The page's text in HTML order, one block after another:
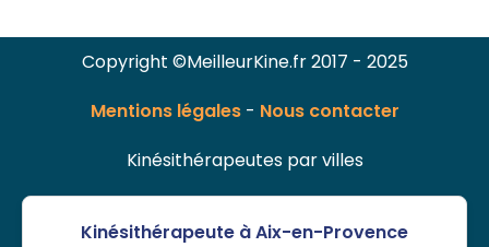
Copyright ©MeilleurKine.fr 2017 - 2025
Mentions légales- Nous contacter
Kinésithérapeutes par villes
Kinésithérapeute à Aix-en-Provence